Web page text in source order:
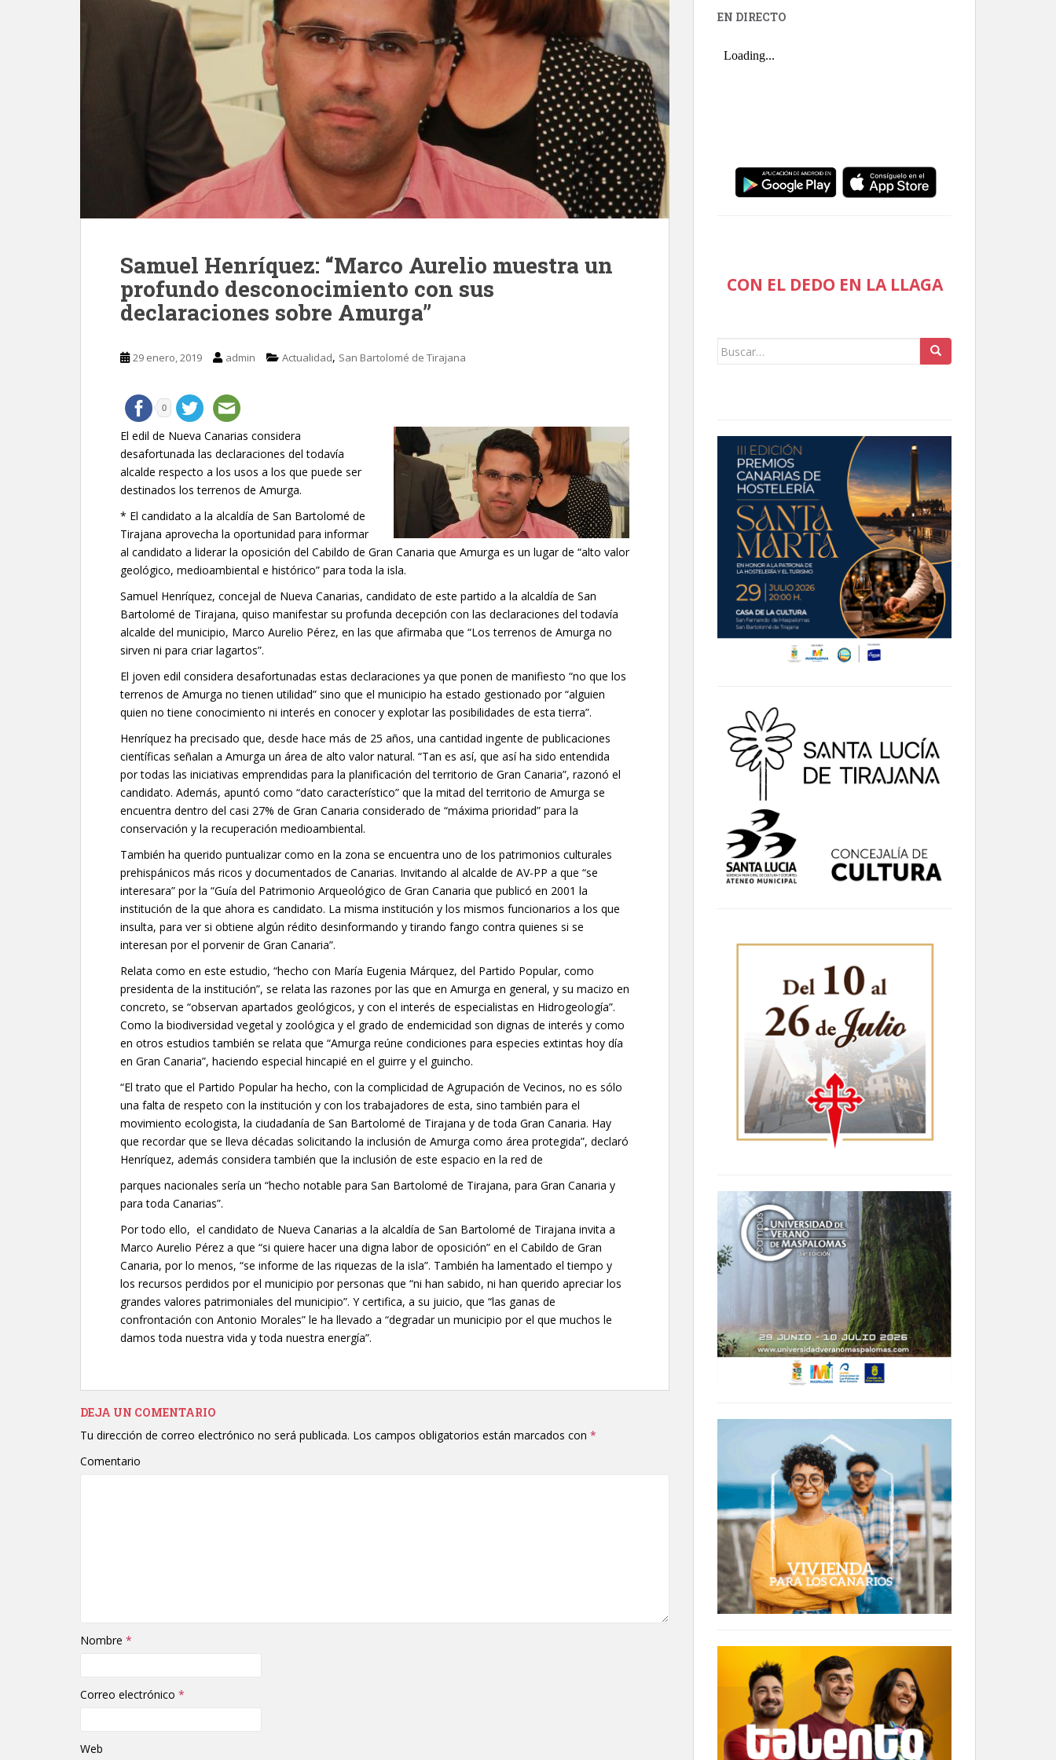
Samuel Henríquez: “Marco Aurelio muestra un
profundo desconocimiento con sus
declaraciones sobre Amurga”
29 enero, 2019 admin Actualidad, San Bartolomé de Tirajana
0
El edil de Nueva Canarias considera
desafortunada las declaraciones del todavía
alcalde respecto a los usos a los que puede ser
destinados los terrenos de Amurga.
* El candidato a la alcaldía de San Bartolomé de
Tirajana aprovecha la oportunidad para informar
al candidato a liderar la oposición del Cabildo de Gran Canaria que Amurga es un lugar de “alto valor
geológico, medioambiental e histórico” para toda la isla.
Samuel Henríquez, concejal de Nueva Canarias, candidato de este partido a la alcaldía de San
Bartolomé de Tirajana, quiso manifestar su profunda decepción con las declaraciones del todavía
alcalde del municipio, Marco Aurelio Pérez, en las que afirmaba que “Los terrenos de Amurga no
sirven ni para criar lagartos”.
El joven edil considera desafortunadas estas declaraciones ya que ponen de manifiesto “no que los
terrenos de Amurga no tienen utilidad” sino que el municipio ha estado gestionado por “alguien
quien no tiene conocimiento ni interés en conocer y explotar las posibilidades de esta tierra”.
Henríquez ha precisado que, desde hace más de 25 años, una cantidad ingente de publicaciones
científicas señalan a Amurga un área de alto valor natural. “Tan es así, que así ha sido entendida
por todas las iniciativas emprendidas para la planificación del territorio de Gran Canaria”, razonó el
candidato. Además, apuntó como “dato característico” que la mitad del territorio de Amurga se
encuentra dentro del casi 27% de Gran Canaria considerado de “máxima prioridad” para la
conservación y la recuperación medioambiental.
También ha querido puntualizar como en la zona se encuentra uno de los patrimonios culturales
prehispánicos más ricos y documentados de Canarias. Invitando al alcalde de AV-PP a que “se
interesara” por la “Guía del Patrimonio Arqueológico de Gran Canaria que publicó en 2001 la
institución de la que ahora es candidato. La misma institución y los mismos funcionarios a los que
insulta, para ver si obtiene algún rédito desinformando y tirando fango contra quienes si se
interesan por el porvenir de Gran Canaria”.
Relata como en este estudio, “hecho con María Eugenia Márquez, del Partido Popular, como
presidenta de la institución”, se relata las razones por las que en Amurga en general, y su macizo en
concreto, se “observan apartados geológicos, y con el interés de especialistas en Hidrogeología”.
Como la biodiversidad vegetal y zoológica y el grado de endemicidad son dignas de interés y como
en otros estudios también se relata que “Amurga reúne condiciones para especies extintas hoy día
en Gran Canaria”, haciendo especial hincapié en el guirre y el guincho.
“El trato que el Partido Popular ha hecho, con la complicidad de Agrupación de Vecinos, no es sólo
una falta de respeto con la institución y con los trabajadores de esta, sino también para el
movimiento ecologista, la ciudadanía de San Bartolomé de Tirajana y de toda Gran Canaria. Hay
que recordar que se lleva décadas solicitando la inclusión de Amurga como área protegida”, declaró
Henríquez, además considera también que la inclusión de este espacio en la red de
parques nacionales sería un “hecho notable para San Bartolomé de Tirajana, para Gran Canaria y
para toda Canarias”.
Por todo ello, el candidato de Nueva Canarias a la alcaldía de San Bartolomé de Tirajana invita a
Marco Aurelio Pérez a que “si quiere hacer una digna labor de oposición” en el Cabildo de Gran
Canaria, por lo menos, “se informe de las riquezas de la isla”. También ha lamentado el tiempo y
los recursos perdidos por el municipio por personas que “ni han sabido, ni han querido apreciar los
grandes valores patrimoniales del municipio”. Y certifica, a su juicio, que “las ganas de
confrontación con Antonio Morales” le ha llevado a “degradar un municipio por el que muchos le
damos toda nuestra vida y toda nuestra energía”.
DEJA UN COMENTARIO
Tu dirección de correo electrónico no será publicada. Los campos obligatorios están marcados con *
Comentario
Nombre *
Correo electrónico *
Web
EN DIRECTO
CON EL DEDO EN LA LLAGA
Buscar: